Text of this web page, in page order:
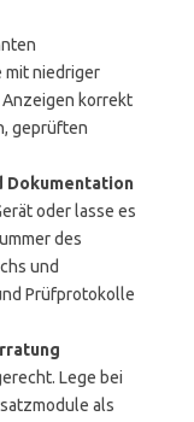
mit niedriger
Anzeigen korrekt
geprüften
Dokumentation
oder lasse es
des
und
Prüfprotokolle
Lege bei
als